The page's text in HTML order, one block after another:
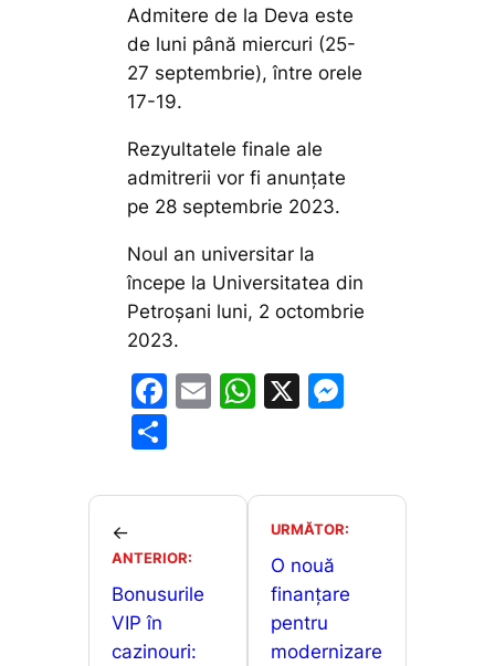
Admitere de la Deva este
de luni până miercuri (25-
27 septembrie), între orele
17-19.
Rezyultatele finale ale
admitrerii vor fi anunțate
pe 28 septembrie 2023.
Noul an universitar la
începe la Universitatea din
Petroșani luni, 2 octombrie
2023.
F
e
o
o
k
E
l
W
s
A
p
p
X
s
e
g
er
ta
a
z
ă
←
ANTERIOR:
Bonusurile
VIP în
cazinouri:
URMĂTOR:
O nouă
finanțare
pentru
modernizare